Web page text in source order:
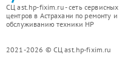
СЦ ast.hp-fixim.ru - сеть сервисных
центров в Астрахани по ремонту и
обслуживанию техники HP
2021-2026 © СЦ ast.hp-fixim.ru